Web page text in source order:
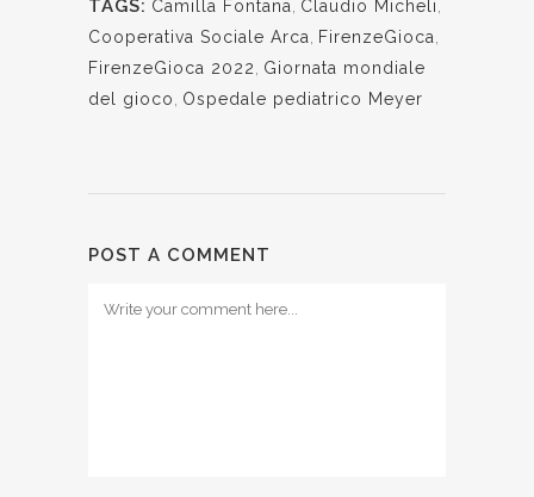
TAGS: Camilla Fontana Claudio Micheli
Cooperativa Sociale Arca
FirenzeGioca
FirenzeGioca 2022
Giornata mondiale
del gioco
Ospedale pediatrico Meyer
POST A COMMENT